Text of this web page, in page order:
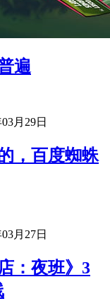
遍
月29日
，百度蜘蛛
月27日
：夜班》3